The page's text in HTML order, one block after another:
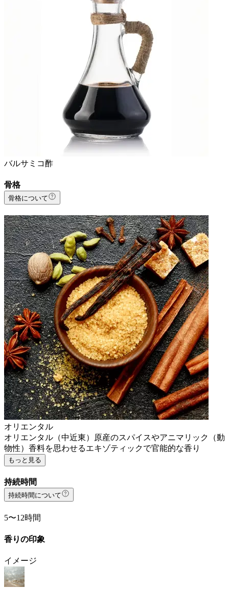
バルサミコ酢
骨格
骨格について
オリエンタル
オリエンタル（中近東）原産のスパイスやアニマリック（動
物性）香料を思わせるエキゾティックで官能的な香り
もっと見る
持続時間
持続時間について
5〜12時間
香りの印象
イメージ